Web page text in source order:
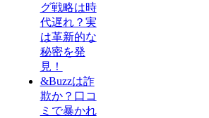
グ戦略は時
代遅れ？実
は革新的な
秘密を発
見！
&Buzzは詐
欺か？口コ
ミで暴かれ